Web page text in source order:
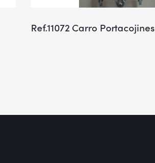
Ref.11072 Carro Portacojines